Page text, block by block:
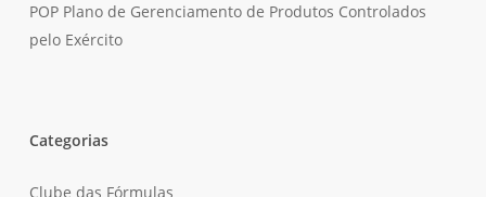
POP Plano de Gerenciamento de Produtos Controlados
pelo Exército
Categorias
Clube das Fórmulas